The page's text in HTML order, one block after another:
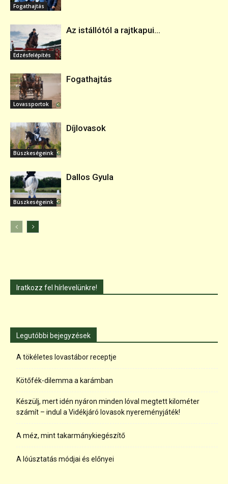
Fogathajtás
Edzésfelépítés
Az istállótól a rajtkapui...
Lovassportok
Fogathajtás
Büszkeségeink
Díjlovasok
Büszkeségeink
Dallos Gyula
Iratkozz fel hírlevelünkre!
Legutóbbi bejegyzések
A tökéletes lovastábor receptje
Kötőfék-dilemma a karámban
Készülj, mert idén nyáron minden lóval megtett kilométer
számít – indul a Vidékjáró lovasok nyereményjáték!
A méz, mint takarmánykiegészítő
A lóúsztatás módjai és előnyei